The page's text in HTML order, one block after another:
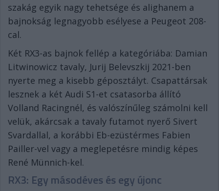
szakág egyik nagy tehetsége és alighanem a
bajnokság legnagyobb esélyese a Peugeot 208-
cal.
Két RX3-as bajnok fellép a kategóriába: Damian
Litwinowicz tavaly, Jurij Belevszkij 2021-ben
nyerte meg a kisebb géposztályt. Csapattársak
lesznek a két Audi S1-et csatasorba állító
Volland Racingnél, és valószínűleg számolni kell
velük, akárcsak a tavaly futamot nyerő Sivert
Svardallal, a korábbi Eb-ezüstérmes Fabien
Pailler-vel vagy a meglepetésre mindig képes
René Münnich-kel.
RX3: Egy másodéves és egy újonc